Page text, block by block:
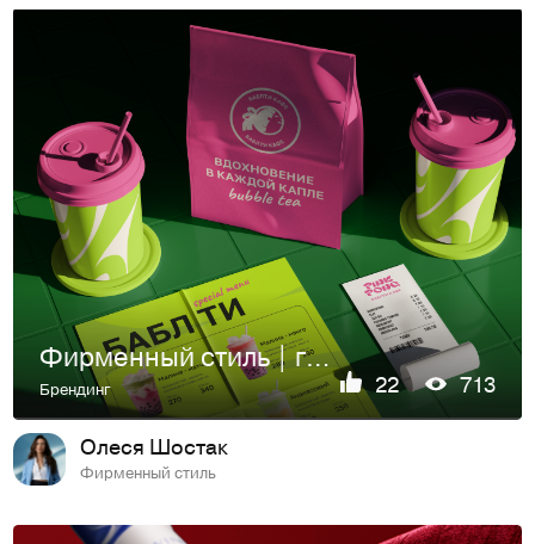
Фирменный стиль | гайдлайн бабл ти кафе
Брендинг 22 713
Олеся Шостак
Фирменный стиль